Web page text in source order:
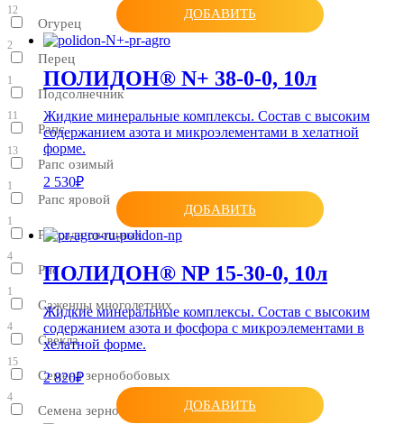
12
Огурец
2
Перец
1
Подсолнечник
11
Рапс
13
Рапс озимый
1
Рапс яровой
1
Рассада овощных
4
Рис
1
Саженцы многолетних
4
Свекла
15
Семена зернобобовых
4
Семена зерновых
ДОБАВИТЬ
ПОЛИДОН® N+ 38-0-0, 10л
Жидкие минеральные комплексы. Состав с высоким
содержанием азота и микроэлементами в хелатной
форме.
2 530₽
ДОБАВИТЬ
ПОЛИДОН® NP 15-30-0, 10л
Жидкие минеральные комплексы. Состав с высоким
содержанием азота и фосфора с микроэлементами в
хелатной форме.
2 820₽
ДОБАВИТЬ